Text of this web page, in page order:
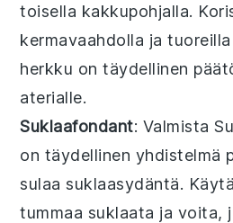
toisella kakkupohjalla.
kermavaahdolla ja
herkku on täydellinen
aterialle.
Suklaafondant: Valmista
on täydellinen yhdistelmä
sulaa suklaasydäntä.
tummaa suklaata ja voita,